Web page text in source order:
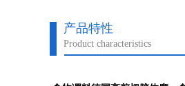
产品特性
Product characteristics